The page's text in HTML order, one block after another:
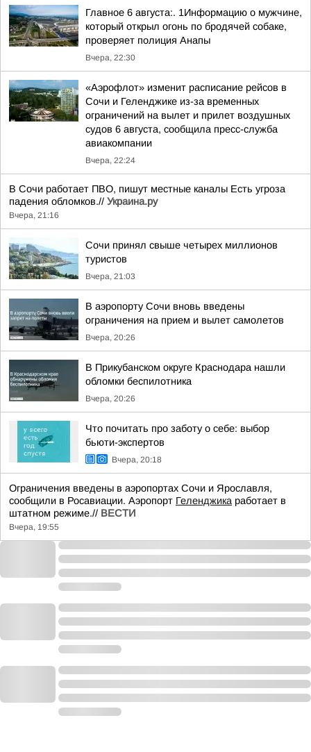
Главное 6 августа:. 1Информацию о мужчине,
который открыл огонь по бродячей собаке,
проверяет полиция Анапы
Вчера, 22:30
«Аэрофлот» изменит расписание рейсов в
Сочи и Геленджике из-за временных
ограничений на вылет и прилет воздушных
судов 6 августа, сообщила пресс-служба
авиакомпании
Вчера, 22:24
В Сочи работает ПВО, пишут местные каналы Есть угроза
падения обломков.// Украина.ру
Вчера, 21:16
Сочи принял свыше четырех миллионов
туристов
Вчера, 21:03
В аэропорту Сочи вновь введены
ограничения на прием и вылет самолетов
Вчера, 20:26
В Прикубанском округе Краснодара нашли
обломки беспилотника
Вчера, 20:26
Что почитать про заботу о себе: выбор
бьюти-экспертов
Вчера, 20:18
Ограничения введены в аэропортах Сочи и Ярославля,
сообщили в Росавиации. Аэропорт Геленджика работает в
штатном режиме.// ВЕСТИ
Вчера, 19:55